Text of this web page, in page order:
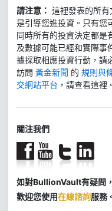
請注意： 這裡發表的所
是引導您進投資。只有您
同時所有的投資決定都是
及數據可能已經和實際事
據採取相應投資行動，請
訪問 黃金新聞 的 規則與
交網站平台 ，請查看這裡。
關注我們
如對BullionVault有疑問，
歡迎您使用在線諮詢服務